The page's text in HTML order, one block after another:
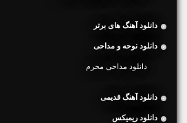
دانلود آهنگ های برتر
دانلود نوحه و مداحی
دانلود مداحی محرم
دانلود آهنگ قدیمی
دانلود ریمیکس